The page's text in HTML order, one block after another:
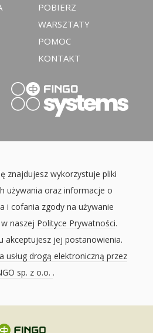
POBIERZ
WARSZTATY
POMOC
KONTAKT
znajdujesz wykorzystuje pliki
używania oraz informacje o
i cofania zgody na używanie
naszej Polityce Prywatności.
akceptujesz jej postanowienia.
usług drogą elektroniczną przez
sp. z o.o. .